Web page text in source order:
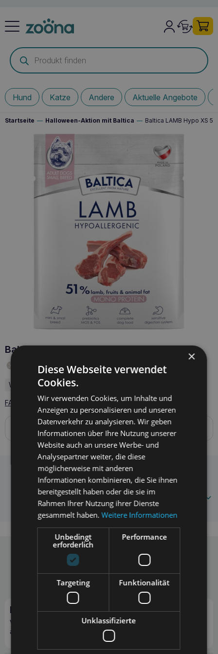
Products
search
Hund Katze Andere Aktuelle Angebote
Startseite — Halloween-Aktion mit Baltica — Baltica LAMB Hypo XS
Baltica LAMB Hypo XS 50g PROBE
Produkt vorübergehend nicht auf Lager
Waage: 50 g
FAQ - 1 Fragen zum Produkt
Produktbeschreibung
MUSTER – NICHT ZUM VERKAUF BESTIMMTES PRODUKT
Baltica LAMB Hypo XS 50g PROBE
5905488404720
Häufig gestellte Fragen
Telefon E-Mail
Mo. - Fr. 10:00 - 14:00
Preis pro Anruf gemäß Tarif des Anbieters.
Newsletter abonnieren
Verpasse kein Angebot und sichere dir zusätzliche Rabatte
auf Bestellungen!
×
Diese Webseite verwendet
Cookies.
Wir verwenden Cookies, um Inhalte und
Anzeigen zu personalisieren und unseren
Datenverkehr zu analysieren. Wir geben
Informationen über Ihre Nutzung unserer
Website auch an unsere Werbe- und
Analysepartner weiter, die diese
möglicherweise mit anderen
Informationen kombinieren, die Sie ihnen
bereitgestellt haben oder die sie im
Rahmen Ihrer Nutzung ihrer Dienste
gesammelt haben.Weitere Informationen
Unbedingt
erforderlich
Performance
Targeting Funktionalität
Unklassifizierte